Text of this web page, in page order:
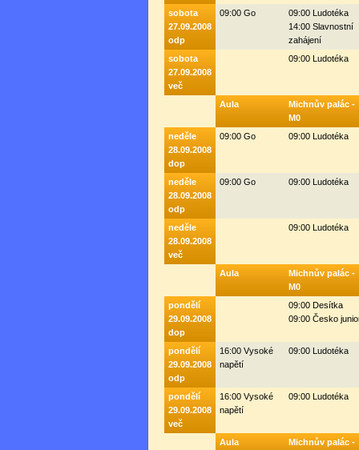
sobota
27.09.2008
odp
09:00 Go
09:00 Ludotéka
14:00 Slavnostní
zahájení
sobota
27.09.2008
več
09:00 Ludotéka
Aula
Michnův palác -
M0
neděle
28.09.2008
dop
09:00 Go 09:00 Ludotéka
neděle
28.09.2008
odp
09:00 Go 09:00 Ludotéka
neděle
28.09.2008
več
09:00 Ludotéka
Aula
Michnův palác -
M0
pondělí
29.09.2008
dop
09:00 Desítka
09:00 Česko
pondělí
29.09.2008
odp
16:00 Vysoké
napětí
09:00 Ludotéka
pondělí
29.09.2008
več
16:00 Vysoké
napětí
09:00 Ludotéka
Aula
Michnův palác -